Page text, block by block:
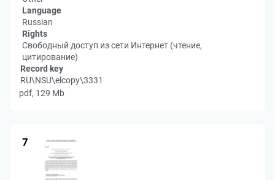
Language
Russian
Rights
Свободный доступ из сети Интернет (чтение,
цитирование)
Record key
RU\NSU\elcopy\3331
pdf, 129 Mb
7